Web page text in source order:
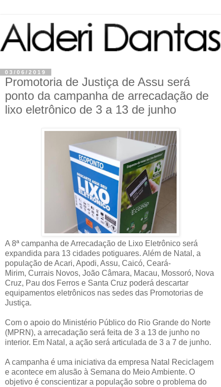
03/06/2019
Promotoria de Justiça de Assu será
ponto da campanha de arrecadação de
lixo eletrônico de 3 a 13 de junho
A 8ª campanha de Arrecadação de Lixo Eletrônico será
expandida para 13 cidades potiguares. Além de Natal, a
população de Acari, Apodi, Assu, Caicó, Ceará-
Mirim, Currais Novos, João Câmara, Macau, Mossoró, Nova
Cruz, Pau dos Ferros e Santa Cruz poderá descartar
equipamentos eletrônicos nas sedes das Promotorias de
Justiça.
Com o apoio do Ministério Público do Rio Grande do Norte
(MPRN), a arrecadação será feita de 3 a 13 de junho no
interior. Em Natal, a ação será articulada de 3 a 7 de junho.
A campanha é uma iniciativa da empresa Natal Reciclagem
e acontece em alusão à Semana do Meio Ambiente. O
objetivo é conscientizar a população sobre o problema do